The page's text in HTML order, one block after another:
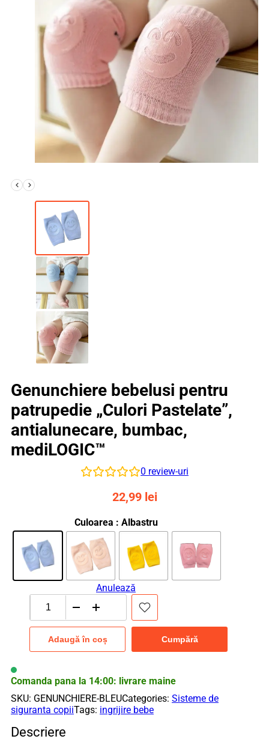
Genunchiere bebelusi pentru
patrupedie „Culori Pastelate”,
antialunecare, bumbac,
mediLOGIC™
0 review-uri
22,99 lei
Culoarea : Albastru
Anulează
Cantitate
Genunchiere
bebelusi
pentru
Pastelate",
antialunecare,
bumbac,
mediLOGIC™
Adaugă în coș Cumpără
Comanda pana la 14:00: livrare maine
SKU: GENUNCHIERE-BLEUCategories: Sisteme de
siguranta copiiTags: ingrijire bebe
Descriere